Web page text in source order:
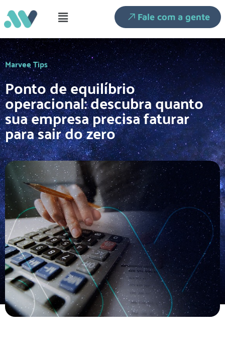
Fale com a gente
Marvee Tips
Ponto de equilíbrio
operacional: descubra quanto
sua empresa precisa faturar
para sair do zero